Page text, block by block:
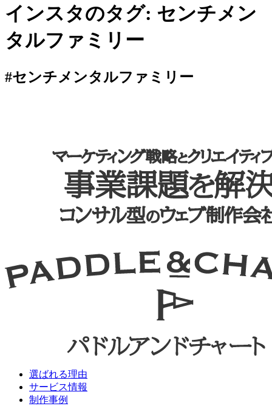
インスタのタグ: センチメン
タルファミリー
#センチメンタルファミリー
選ばれる理由
サービス情報
制作事例